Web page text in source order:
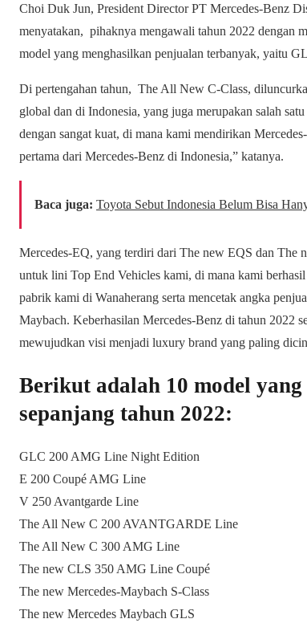
Choi Duk Jun, President Director PT Mercedes-Benz
menyatakan, pihaknya mengawali tahun 2022 dengan
model yang menghasilkan penjualan terbanyak, yaitu
Di pertengahan tahun, The All New C-Class,
global dan di Indonesia, yang juga merupakan salah
dengan sangat kuat, di mana kami mendirikan
pertama dari Mercedes-Benz di Indonesia,” katanya.
Baca juga: Toyota Sebut Indonesia Belum Bisa
Mercedes-EQ, yang terdiri dari The new EQS dan The
untuk lini Top End Vehicles kami, di mana kami
pabrik kami di Wanaherang serta mencetak angka
Maybach. Keberhasilan Mercedes-Benz di tahun 2022
mewujudkan visi menjadi luxury brand yang paling
Berikut adalah 10 model
sepanjang tahun 2022:
GLC 200 AMG Line Night Edition
E 200 Coupé AMG Line
V 250 Avantgarde Line
The All New C 200 AVANTGARDE Line
The All New C 300 AMG Line
The new CLS 350 AMG Line Coupé
The new Mercedes-Maybach S-Class
The new Mercedes Maybach GLS